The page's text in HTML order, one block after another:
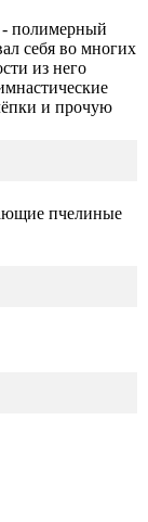
полимерный
себя во многих
из него
и прочую
пчелиные